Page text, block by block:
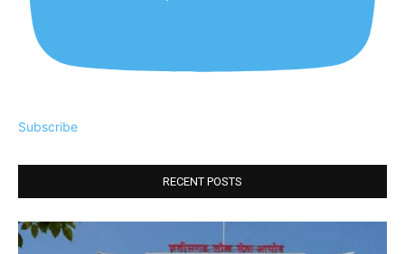
Subscribe
RECENT POSTS